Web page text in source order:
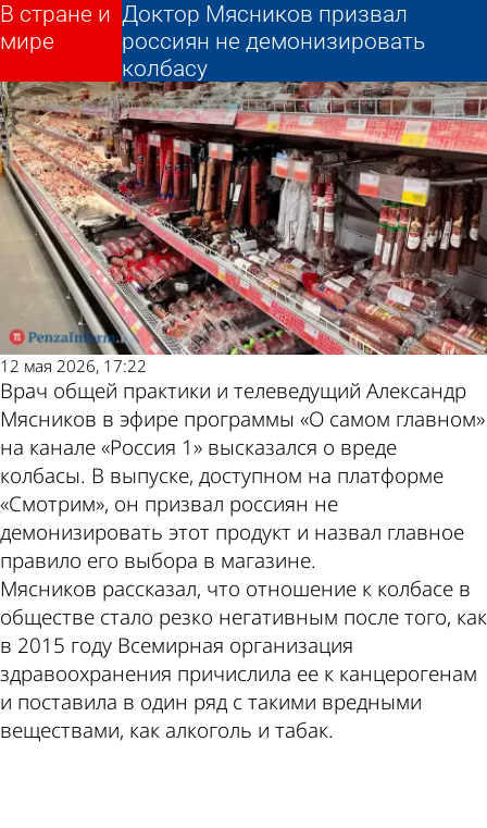
Доктор Мясников призвал
россиян не демонизировать
колбасу
В стране и
мире
12 мая 2026, 17:22
Врач общей практики и телеведущий Александр
Мясников в эфире программы «О самом главном»
на канале «Россия 1» высказался о вреде
колбасы. В выпуске, доступном на платформе
«Смотрим», он призвал россиян не
демонизировать этот продукт и назвал главное
правило его выбора в магазине.
Мясников рассказал, что отношение к колбасе в
обществе стало резко негативным после того, как
в 2015 году Всемирная организация
здравоохранения причислила ее к канцерогенам
и поставила в один ряд с такими вредными
веществами, как алкоголь и табак.
Доктор Мясников призвал
россиян не демонизировать
колбасу
В стране и
мире
Другие новости по
теме
Погода и курсы
валют в Пензе